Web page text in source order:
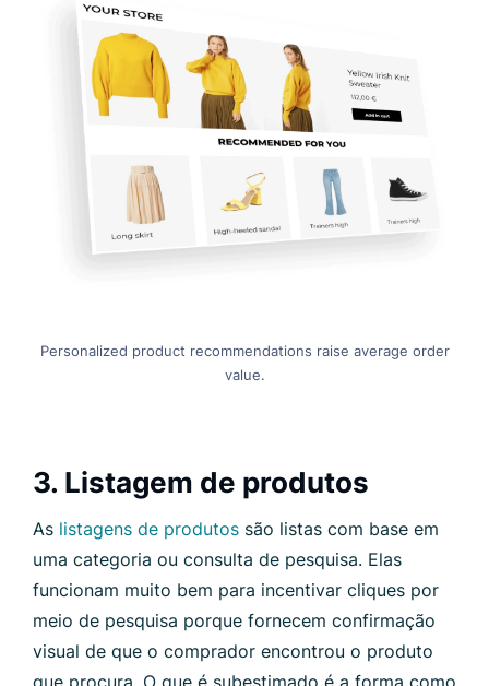
Personalized product recommendations raise average order
value.
3. Listagem de produtos
As listagens de produtos são listas com base em
uma categoria ou consulta de pesquisa. Elas
funcionam muito bem para incentivar cliques por
meio de pesquisa porque fornecem confirmação
visual de que o comprador encontrou o produto
que procura. O que é subestimado é a forma como